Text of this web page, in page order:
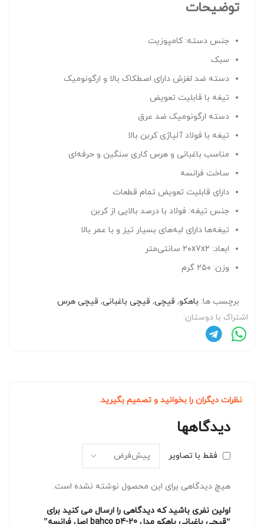
توضیحات
جنس دسته: کامپوزیت
سبک
دسته ضد لغزش دارای اصطکاک بالا و ارگونومیک
تیغه با قابلیت تعویض
دسته ارگونومیک ضد عرق
تیغه با فولاد آلیاژی کربن بالا
مناسب باغبانی و هرس کاری سنگین و حرفه‌ای
ساخت فرانسه
دارای قابلیت تعویض تمام قطعات
جنس تیغه: فولاد با درصد بالایی از کربن
تیغه‌ها دارای لبه‌های بسیار تیز و با عمر بالا
ابعاد: ۲۰x۷x۲ سانتی‌متر
وزن: ۲۵۰ گرم
برچسب ها: باهکو, قیچی, قیچی باغبانی, قیچی هرس
اشتراک با دوستان:
نظرات دیگران را بخوانید و تصمیم بگیرید.
دیدگاهها
فقط با تصاویر
هیچ دیدگاهی برای این محصول نوشته نشده است.
اولین نفری باشید که دیدگاهی را ارسال می کنید برای
“قیچی باغبانی باهکو مدل bahco p4-20 اصل فرانسه”